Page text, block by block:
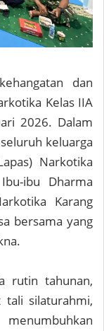
dan
Kelas IIA
2026. Dalam
keluarga
Narkotika
ibu Dharma
Karang
bersama yang
rutin tahunan,
silaturahmi,